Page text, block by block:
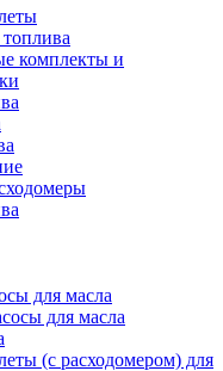
комплекты и
для масла
для масла
(с расходомером) для